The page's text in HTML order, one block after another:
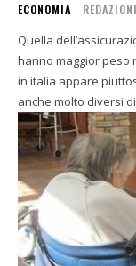
ECONOMIA
Quella
hanno maggior peso
in italia appare
anche molto diversi